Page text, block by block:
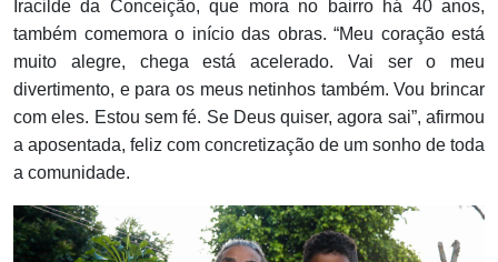
Iracilde da Conceição, que mora no bairro há 40 anos,
também comemora o início das obras. “Meu coração está
muito alegre, chega está acelerado. Vai ser o meu
divertimento, e para os meus netinhos também. Vou brincar
com eles. Estou sem fé. Se Deus quiser, agora sai”, afirmou
a aposentada, feliz com concretização de um sonho de toda
a comunidade.